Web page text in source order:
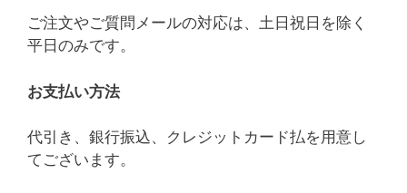
ご注文やご質問メールの対応は、土日祝日を除く
平日のみです。
お支払い方法
代引き、銀行振込、クレジットカード払を用意し
てございます。